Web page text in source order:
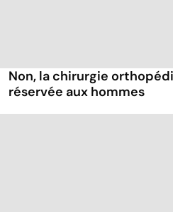
Non, la chirurgie
réservée aux hommes